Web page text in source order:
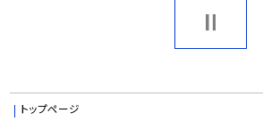
トップページ